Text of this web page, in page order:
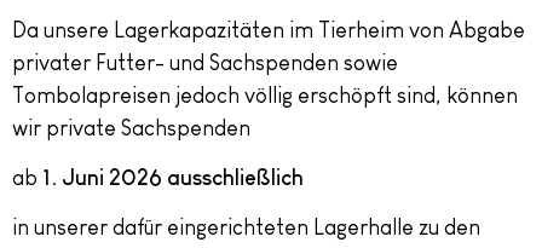
Da unsere Lagerkapazitäten im Tierheim von Abgabe
privater Futter- und Sachspenden sowie
Tombolapreisen jedoch völlig erschöpft sind, können
wir private Sachspenden
ab 1. Juni 2026 ausschließlich
in unserer dafür eingerichteten Lagerhalle zu den